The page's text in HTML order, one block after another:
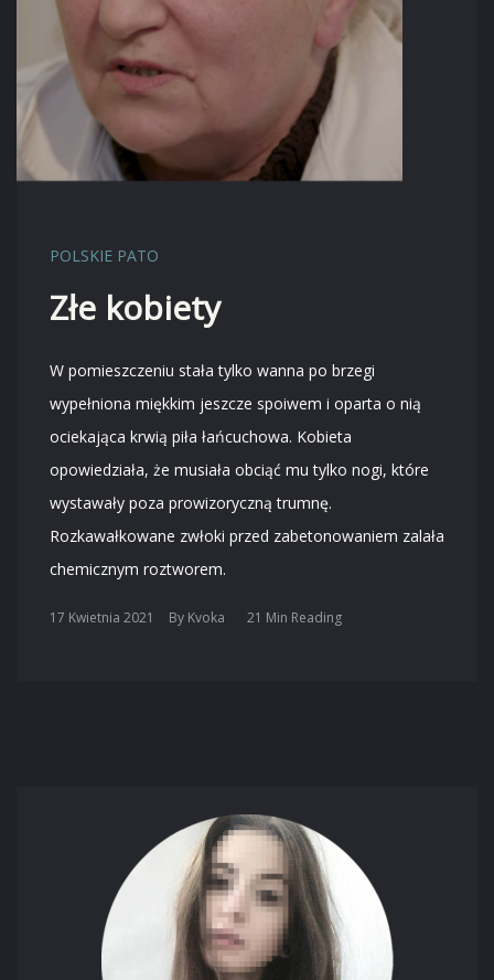
POLSKIE PATO
Złe kobiety
W pomieszczeniu stała tylko wanna po brzegi
wypełniona miękkim jeszcze spoiwem i oparta o nią
ociekająca krwią piła łańcuchowa. Kobieta
opowiedziała, że musiała obciąć mu tylko nogi, które
wystawały poza prowizoryczną trumnę.
Rozkawałkowane zwłoki przed zabetonowaniem zalała
chemicznym roztworem.
17 Kwietnia 2021 By Kvoka 21 Min Reading